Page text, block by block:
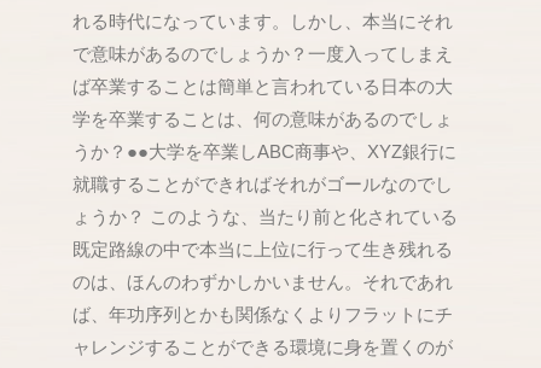
れる時代になっています。しかし、本当にそれ
で意味があるのでしょうか？一度入ってしまえ
ば卒業することは簡単と言われている日本の大
学を卒業することは、何の意味があるのでしょ
うか？●●大学を卒業しABC商事や、XYZ銀行に
就職することができればそれがゴールなのでし
ょうか？ このような、当たり前と化されている
既定路線の中で本当に上位に行って生き残れる
のは、ほんのわずかしかいません。それであれ
ば、年功序列とかも関係なくよりフラットにチ
ャレンジすることができる環境に身を置くのが